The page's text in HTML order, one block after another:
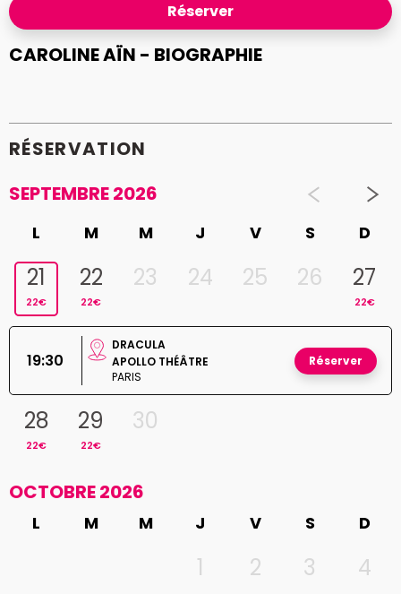
Réserver
CAROLINE AÏN - BIOGRAPHIE
RÉSERVATION
SEPTEMBRE 2026
L M M J V S D
21
22€
22
22€
23 24 25 26 27
22€
19:30
DRACULA
APOLLO THÉÂTRE
PARIS
Réserver
28
22€
29
22€
30
OCTOBRE 2026
L M M J V S D
1 2 3
4